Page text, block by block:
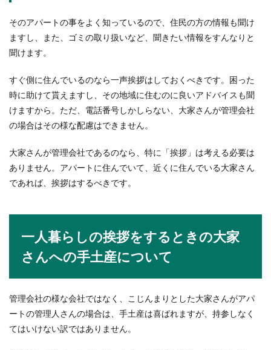
すめや後悔しない選び方
海外でのリゾートバイトを短期でしてみたいけ
ど、実際考えると不安になる人もいるはず。海外
留学に行きたい...
バレエの先生への差し入れはコレで決
がお世話になっていることも考えると 差し入れを
しなくては...
韓国はご飯を残すのが当たり前！他に
も合った驚きのマナーとは
韓国に行ったことがあったり、ドラマなどの食事
そのアパートの事をよく知っているので、住民の方の情報も聞け
ますし、また、ゴミの取り扱いなど、聞きたい情報をすんなりと
聞けます。
すぐ側に住んでいるのなら一声挨拶はしておくべきです。困った
時に助けて貰えますし、その地域に住むのに良いアドバイスも聞
けますから。ただ、電話番号しかしらない、大家さんが管理会社
の場合はその様な配慮はできません。
大家さんが管理会社であるのなら、特に「挨拶」は考える必要は
ありません。アパートに住んでいて、近くに住んでいる大家さん
であれば、挨拶はするべきです。
一人暮らしの挨拶をするときの大家
さんへの手土産について
管理会社の様な会社ではなく、こじんまりとした大家さんがアパ
ートの管理人さんの場合は、手土産は喜ばれますが、持参しなく
てはいけない訳ではありません。